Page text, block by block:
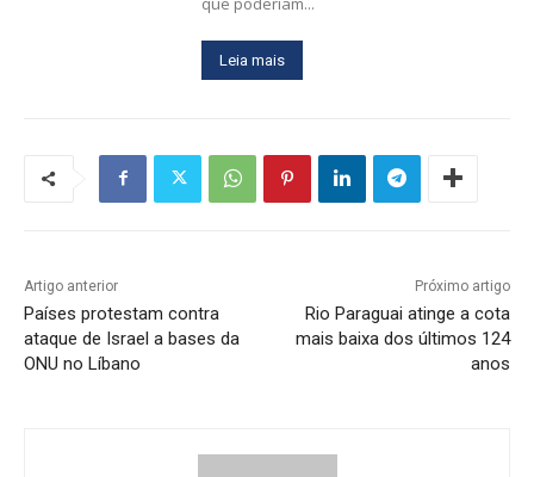
Leia mais
Artigo anterior
Países protestam contra
ataque de Israel a bases da
ONU no Líbano
Próximo artigo
Rio Paraguai atinge a cota
mais baixa dos últimos 124
anos